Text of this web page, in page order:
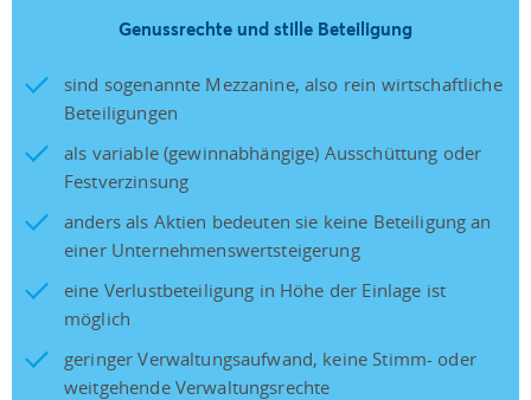
Genussrechte und stille Beteiligung
sind sogenannte Mezzanine, also rein wirtschaftliche
Beteiligungen
als variable (gewinnabhängige) Ausschüttung oder
Festverzinsung
anders als Aktien bedeuten sie keine Beteiligung an
einer Unternehmenswertsteigerung
eine Verlustbeteiligung in Höhe der Einlage ist
möglich
geringer Verwaltungsaufwand, keine Stimm- oder
weitgehende Verwaltungsrechte